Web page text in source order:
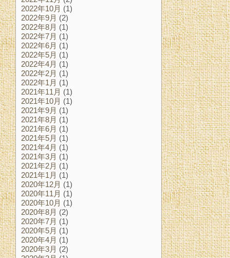
2022年10月 (1)
2022年9月 (2)
2022年8月 (1)
2022年7月 (1)
2022年6月 (1)
2022年5月 (1)
2022年4月 (1)
2022年2月 (1)
2022年1月 (1)
2021年11月 (1)
2021年10月 (1)
2021年9月 (1)
2021年8月 (1)
2021年6月 (1)
2021年5月 (1)
2021年4月 (1)
2021年3月 (1)
2021年2月 (1)
2021年1月 (1)
2020年12月 (1)
2020年11月 (1)
2020年10月 (1)
2020年8月 (2)
2020年7月 (1)
2020年5月 (1)
2020年4月 (1)
2020年3月 (2)